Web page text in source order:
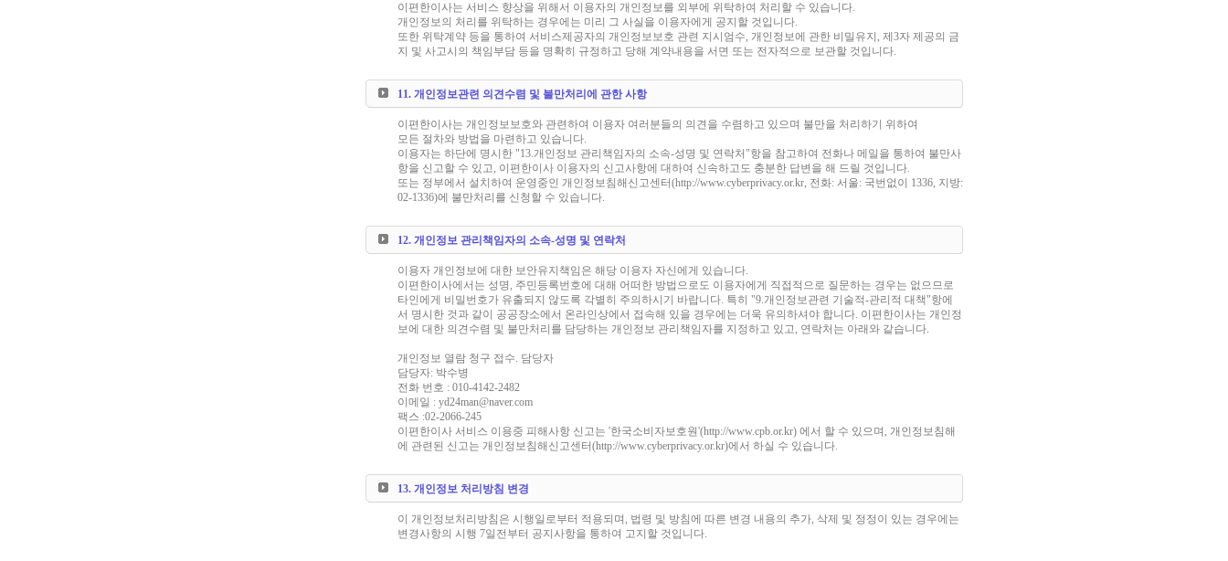
이편한이사는 서비스 향상을 위해서 이용자의 개인정보를 외부에 위탁하여 처리할 수 있습니다.
개인정보의 처리를 위탁하는 경우에는 미리 그 사실을 이용자에게 공지할 것입니다.
또한 위탁계약 등을 통하여 서비스제공자의 개인정보보호 관련 지시엄수, 개인정보에 관한 비밀유지, 제3자 제공의 금
지 및 사고시의 책임부담 등을 명확히 규정하고 당해 계약내용을 서면 또는 전자적으로 보관할 것입니다.
11. 개인정보관련 의견수렴 및 불만처리에 관한 사항
이편한이사는 개인정보보호와 관련하여 이용자 여러분들의 의견을 수렴하고 있으며 불만을 처리하기 위하여
모든 절차와 방법을 마련하고 있습니다.
이용자는 하단에 명시한 "13.개인정보 관리책임자의 소속-성명 및 연락처"항을 참고하여 전화나 메일을 통하여 불만사
항을 신고할 수 있고, 이편한이사 이용자의 신고사항에 대하여 신속하고도 충분한 답변을 해 드릴 것입니다.
또는 정부에서 설치하여 운영중인 개인정보침해신고센터(http://www.cyberprivacy.or.kr, 전화: 서울: 국번없이 1336, 지방:
02-1336)에 불만처리를 신청할 수 있습니다.
12. 개인정보 관리책임자의 소속-성명 및 연락처
이용자 개인정보에 대한 보안유지책임은 해당 이용자 자신에게 있습니다.
이편한이사에서는 성명, 주민등록번호에 대해 어떠한 방법으로도 이용자에게 직접적으로 질문하는 경우는 없으므로
타인에게 비밀번호가 유출되지 않도록 각별히 주의하시기 바랍니다. 특히 "9.개인정보관련 기술적-관리적 대책"항에
서 명시한 것과 같이 공공장소에서 온라인상에서 접속해 있을 경우에는 더욱 유의하셔야 합니다. 이편한이사는 개인정
보에 대한 의견수렴 및 불만처리를 담당하는 개인정보 관리책임자를 지정하고 있고, 연락처는 아래와 같습니다.
개인정보 열람 청구 접수. 담당자
담당자: 박수병
전화 번호 : 010-4142-2482
이메일 : yd24man@naver.com
팩스 :02-2066-245
이편한이사 서비스 이용중 피해사항 신고는 '한국소비자보호원'(http://www.cpb.or.kr) 에서 할 수 있으며, 개인정보침해
에 관련된 신고는 개인정보침해신고센터(http://www.cyberprivacy.or.kr)에서 하실 수 있습니다.
13. 개인정보 처리방침 변경
이 개인정보처리방침은 시행일로부터 적용되며, 법령 및 방침에 따른 변경 내용의 추가, 삭제 및 정정이 있는 경우에는
변경사항의 시행 7일전부터 공지사항을 통하여 고지할 것입니다.